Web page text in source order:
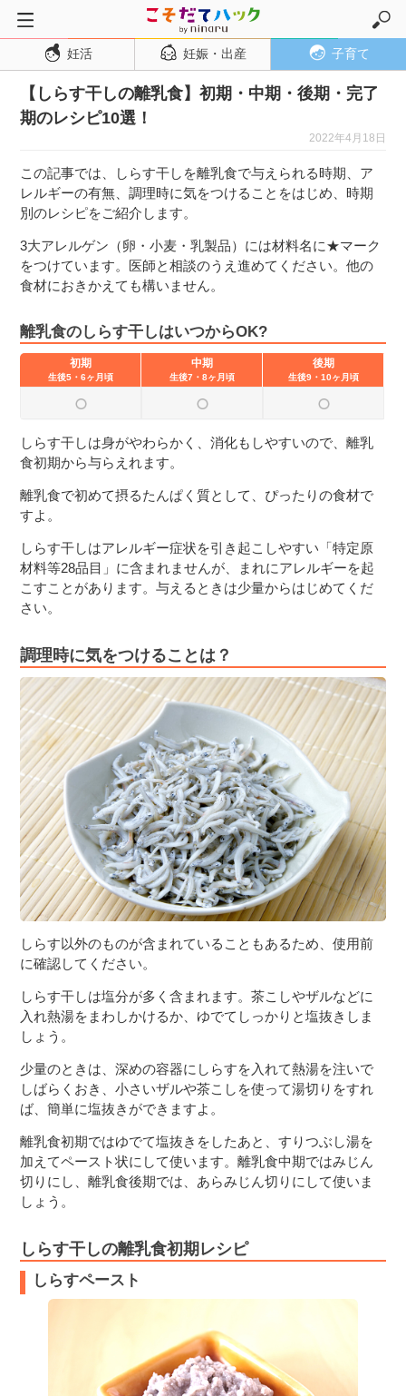
トップページ
妊活
妊娠・出産
妊娠初期
妊娠中期
妊娠後期
出産
０歳児
１歳児
７〜１２歳児
妊活 妊娠・出産 子育て
【しらす干しの離乳食】初期・中期・後期・完了
期のレシピ10選！
2022年4月18日
この記事では、しらす干しを離乳食で与えられる時期、ア
レルギーの有無、調理時に気をつけることをはじめ、時期
別のレシピをご紹介します。
3大アレルゲン（卵・小麦・乳製品）には材料名に★マーク
をつけています。医師と相談のうえ進めてください。他の
食材におきかえても構いません。
離乳食のしらす干しはいつからOK?
初期
生後5・6ヶ月頃
中期
生後7・8ヶ月頃
後期
生後9・10ヶ月頃
しらす干しは身がやわらかく、消化もしやすいので、離乳
食初期から与らえれます。
離乳食で初めて摂るたんぱく質として、ぴったりの食材で
すよ。
しらす干しはアレルギー症状を引き起こしやすい「特定原
材料等28品目」に含まれませんが、まれにアレルギーを起
こすことがあります。与えるときは少量からはじめてくだ
さい。
調理時に気をつけることは？
しらす以外のものが含まれていることもあるため、使用前
に確認してください。
しらす干しは塩分が多く含まれます。茶こしやザルなどに
入れ熱湯をまわしかけるか、ゆでてしっかりと塩抜きしま
しょう。
少量のときは、深めの容器にしらすを入れて熱湯を注いで
しばらくおき、小さいザルや茶こしを使って湯切りをすれ
ば、簡単に塩抜きができますよ。
離乳食初期ではゆでて塩抜きをしたあと、すりつぶし湯を
加えてペースト状にして使います。離乳食中期ではみじん
切りにし、離乳食後期では、あらみじん切りにして使いま
しょう。
しらす干しの離乳食初期レシピ
しらすペースト